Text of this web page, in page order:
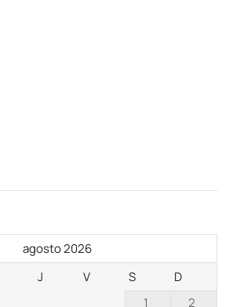
agosto 2026
J V S
D
1
2